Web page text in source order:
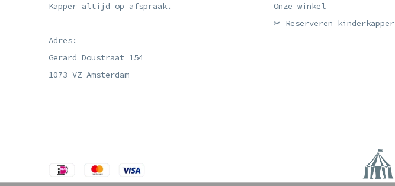
Kapper altijd op afspraak.
Adres:
Gerard Doustraat 154
1073 VZ Amsterdam
Onze winkel
✂ Reserveren kinderkapper